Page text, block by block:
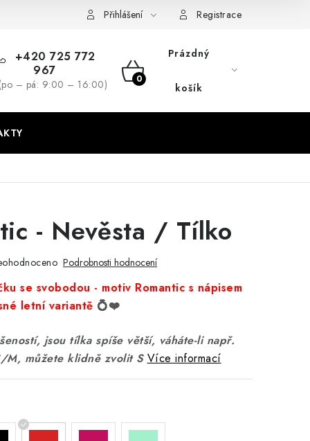
GDPR + cookies
Přihlášení Registrace
+420 725 772
967
– pá: 9:00 – 16:00)
NÁKUPNÍ
Prázdný
košík
- Nevěsta / Tílko
Podrobnosti hodnocení
se svobodou - motiv Romantic s nápisem
letní variantě 💍❤️
jsou tílka spíše větší, váháte-li např.
M, můžete klidně zvolit S Více informací